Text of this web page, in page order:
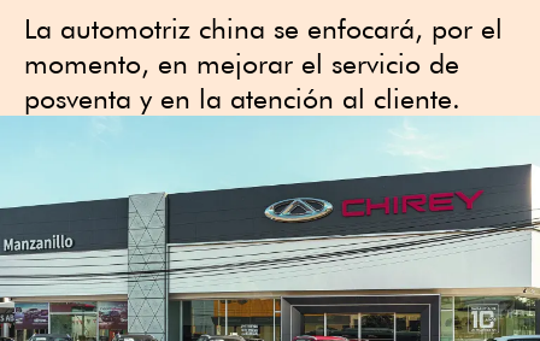
La automotriz china se enfocará, por el
momento, en mejorar el servicio de
posventa y en la atención al cliente.